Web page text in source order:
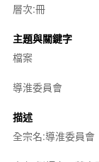
層次:冊
主題與關鍵字
檔案
導淮委員會
描述
全宗名:導淮委員會